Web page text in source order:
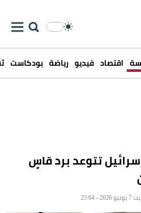
اقتصاد فيديو رياضة بودكاست
تتوعد برد قاسٍ